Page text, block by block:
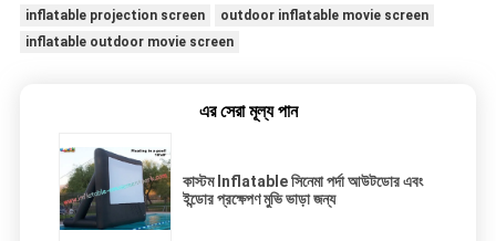
inflatable projection screen
outdoor inflatable movie screen
inflatable outdoor movie screen
এর সেরা মূল্য পান
কাস্টম Inflatable সিনেমা পর্দা আউটডোর এবং
ইন্ডোর প্রক্ষেপণ মুভি ভাড়া জন্য